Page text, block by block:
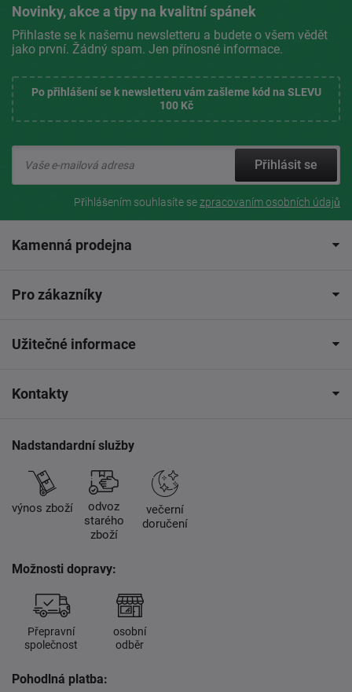
Novinky, akce a tipy na kvalitní spánek
Přihlaste se k našemu newsletteru a budete o všem vědět
jako první. Žádný spam. Jen přínosné informace.
Po přihlášení se k newsletteru vám zašleme kód na SLEVU
100 Kč
Přihlásit se
Přihlášením souhlasíte sezpracovaním osobních údajů
Kamenná prodejna
Pro zákazníky
Užitečné informace
Kontakty
Nadstandardní služby
výnos zboží
odvoz
starého
zboží
večerní
doručení
Možnosti dopravy:
Přepravní
společnost
osobní
odběr
Pohodlná platba: